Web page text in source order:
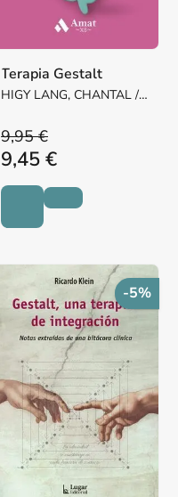
Terapia Gestalt
HIGY LANG, CHANTAL /
9,95 €
9,45 €
-5%